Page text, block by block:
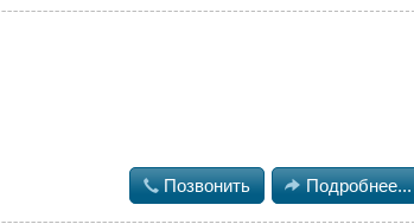
 Позвонить  Подробнее...